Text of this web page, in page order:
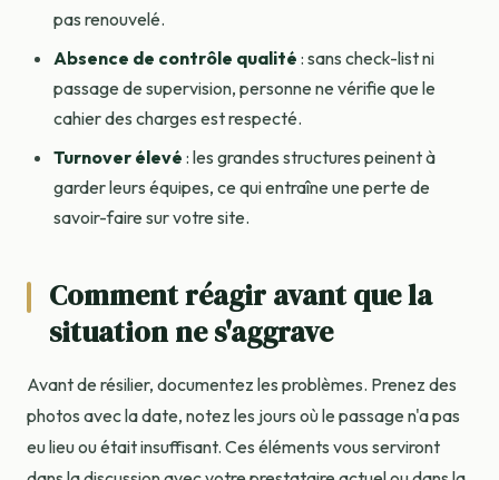
pas renouvelé.
Absence de contrôle qualité : sans check-list ni
passage de supervision, personne ne vérifie que le
cahier des charges est respecté.
Turnover élevé : les grandes structures peinent à
garder leurs équipes, ce qui entraîne une perte de
savoir-faire sur votre site.
Comment réagir avant que la
situation ne s'aggrave
Avant de résilier, documentez les problèmes. Prenez des
photos avec la date, notez les jours où le passage n'a pas
eu lieu ou était insuffisant. Ces éléments vous serviront